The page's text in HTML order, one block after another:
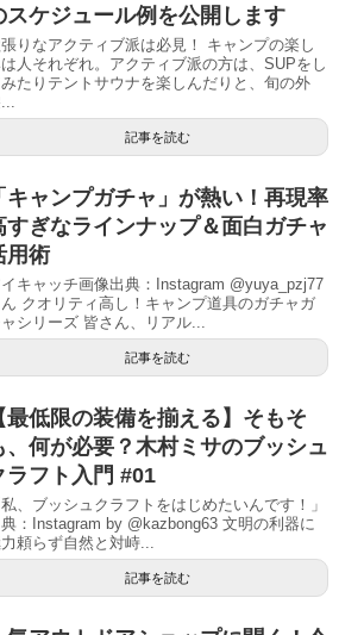
スケジュール例を公開します
りなアクティブ派は必見！ キャンプの楽し
人それぞれ。アクティブ派の方は、SUPをし
たりテントサウナを楽しんだりと、旬の外
記事を読む
キャンプガチャ」が熱い！再現率
すぎなラインナップ＆面白ガチャ
用術
キャッチ画像出典：Instagram @yuya_pzj77
クオリティ高し！キャンプ道具のガチャガ
シリーズ 皆さん、リアル...
記事を読む
最低限の装備を揃える】そもそ
、何が必要？木村ミサのブッシュ
ラフト入門 #01
私、ブッシュクラフトをはじめたいんです！」
：Instagram by @kazbong63 文明の利器に
頼らず自然と対峙...
記事を読む